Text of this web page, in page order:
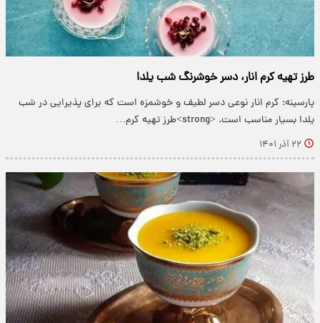
طرز تهیه کرم انار، دسر خوشرنگ شب یلدا
پارسینه: کرم انار نوعی دسر لطیف و خوشمزه است که برای پذیرایی در شب
یلدا بسیار مناسب است. <strong>طرز تهیه کرم…
۲۲ آذر ۱۴۰۱